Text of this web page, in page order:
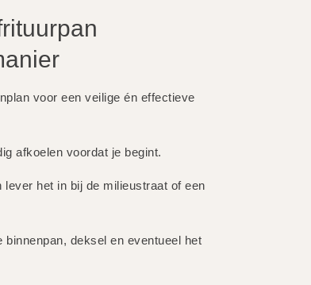
voor een veilige én effectieve
afkoelen voordat je begint.
het in bij de milieustraat of een
binnenpan, deksel en eventueel het